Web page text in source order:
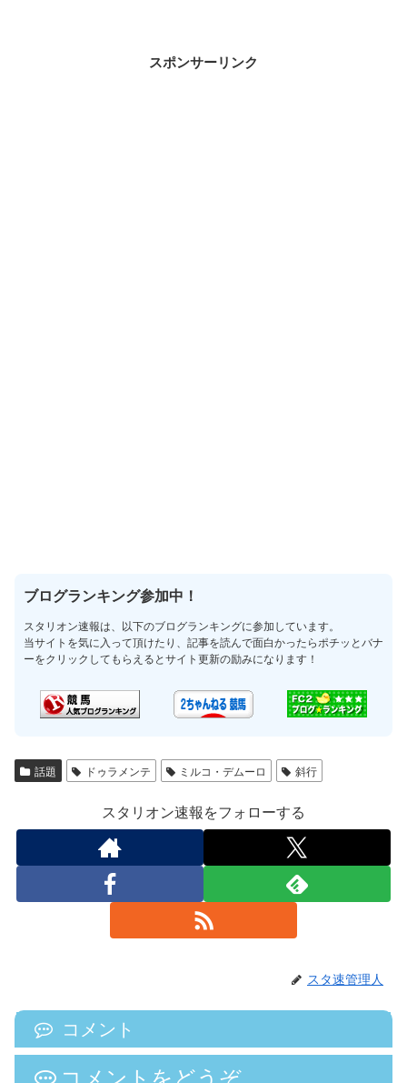
スポンサーリンク
ブログランキング参加中！
スタリオン速報は、以下のブログランキングに参加しています。
当サイトを気に入って頂けたり、記事を読んで面白かったらポチッとバナ
ーをクリックしてもらえるとサイト更新の励みになります！
話題 ドゥラメンテ ミルコ・デムーロ 斜行
スタリオン速報をフォローする
スタ速管理人
コメント
コメントをどうぞ